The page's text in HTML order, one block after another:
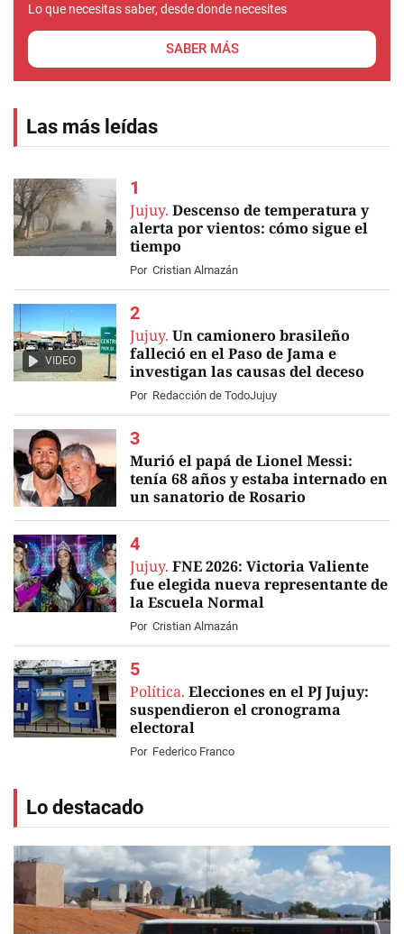
Lo que necesitas saber, desde donde necesites
SABER MÁS
Las más leídas
Jujuy. Descenso de temperatura y
alerta por vientos: cómo sigue el
tiempo
Por Cristian Almazán
VIDEO
Jujuy. Un camionero brasileño
falleció en el Paso de Jama e
investigan las causas del deceso
Por Redacción de TodoJujuy
EN VIVO
Murió el papá de Lionel Messi:
tenía 68 años y estaba internado en
un sanatorio de Rosario
Jujuy. FNE 2026: Victoria Valiente
fue elegida nueva representante de
la Escuela Normal
Por Cristian Almazán
Política. Elecciones en el PJ Jujuy:
suspendieron el cronograma
electoral
Por Federico Franco
Lo destacado